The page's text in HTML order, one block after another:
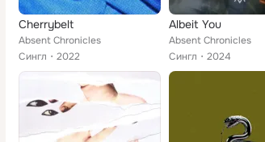
Cherrybelt
Absent Chronicles
Сингл
2022
Albeit You
Absent Chronicles
Сингл
2024